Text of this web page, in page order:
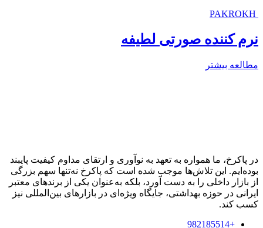
PAKROKH
نرم کننده صورتی لطیفه
مطالعه بیشتر
در پاکرخ، ما همواره به تعهد به نوآوری و ارتقای مداوم کیفیت پایبند
بوده‌ایم. این تلاش‌ها موجب شده است که پاکرخ نه‌تنها سهم بزرگی
از بازار داخلی را به دست آورد، بلکه به‌عنوان یکی از برندهای معتبر
ایرانی در حوزه بهداشتی، جایگاه ویژه‌ای در بازارهای بین‌المللی نیز
کسب کند.
+982185514